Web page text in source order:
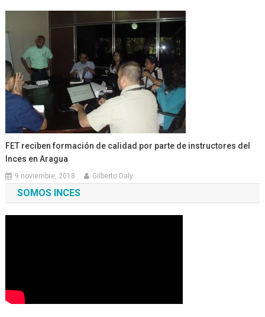
FET reciben formación de calidad por parte de instructores del
Inces en Aragua
9 noviembre, 2018 Gilberto Daly
SOMOS INCES